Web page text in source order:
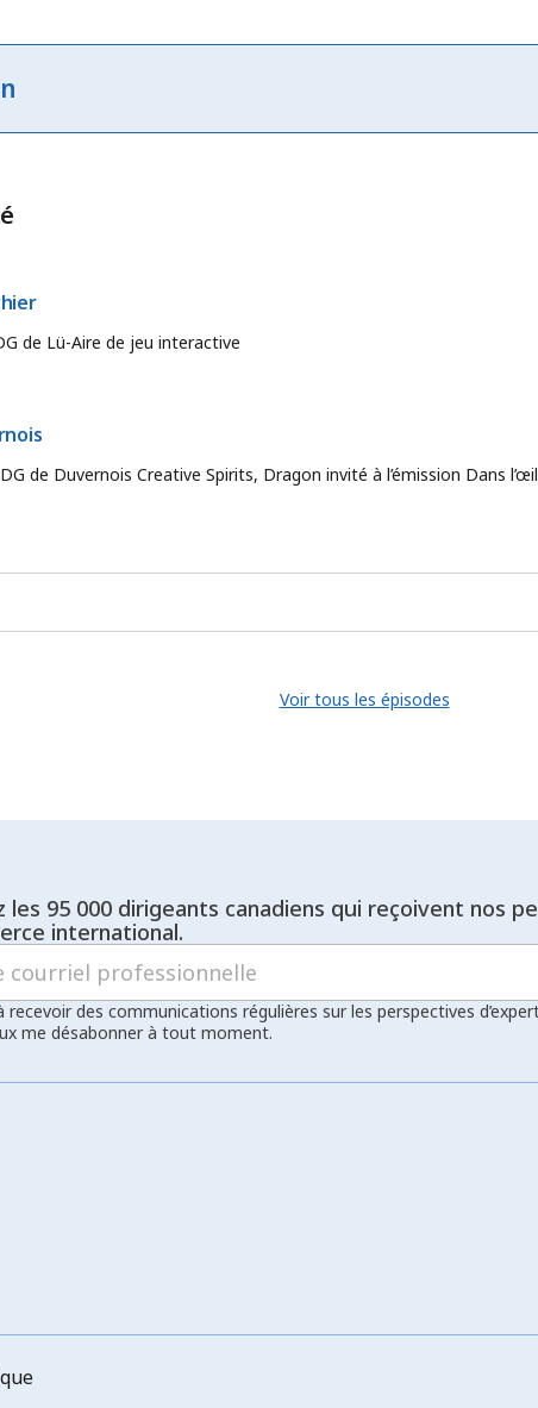
de Lü-Aire de jeu interactive
de Duvernois Creative Spirits, Dragon invité à l’émission Dans
Voir tous les épisodes
les 95 000 dirigeants canadiens qui reçoivent nos
international.
recevoir des communications régulières sur les perspectives
me désabonner à tout moment.